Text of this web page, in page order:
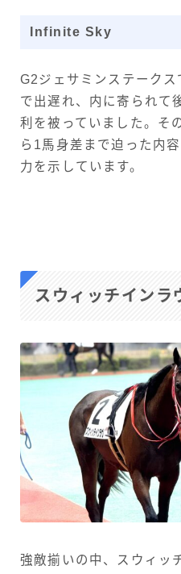
Infinite Sky
G2ジェサミンステーク
で出遅れ、内に寄られて
利を被っていました。そ
ら1馬身差まで迫った内
力を示しています。
スウィッチインラ
強敵揃いの中、スウィッ